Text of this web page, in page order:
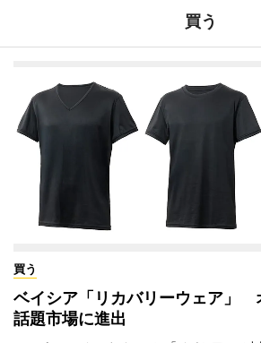
買う
買う
ベイシア「リカバリーウェア」
話題市場に進出